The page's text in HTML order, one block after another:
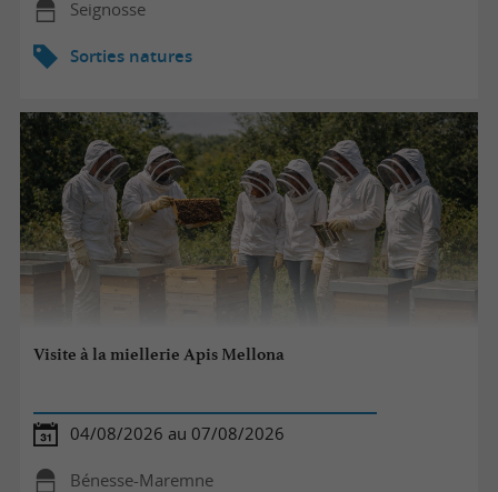
Seignosse
Sorties natures
Visite à la miellerie Apis Mellona
04/08/2026 au 07/08/2026
Bénesse-Maremne